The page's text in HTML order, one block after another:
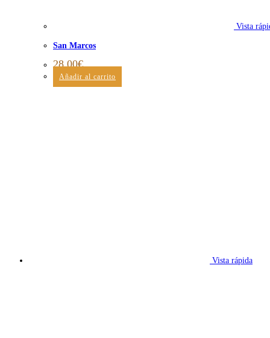
Vista
San Marcos
28,00€
Añadir al carrito
Vista rápida